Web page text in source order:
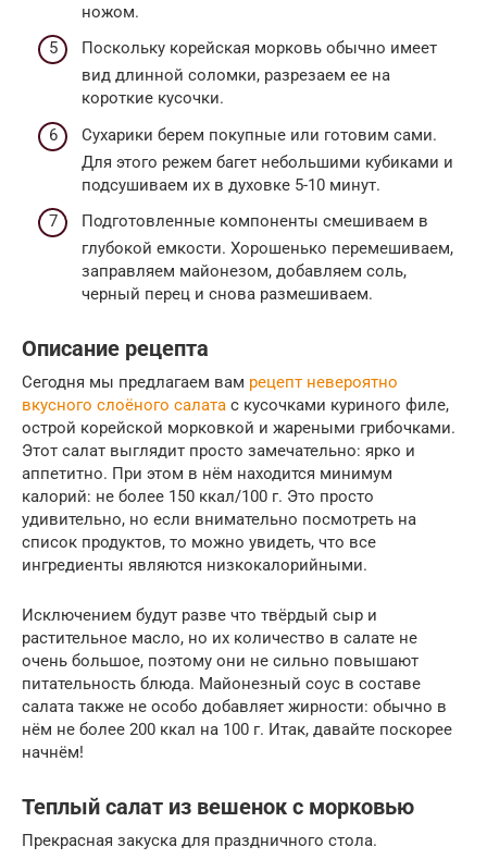
ножом.
Поскольку корейская морковь обычно имеет
вид длинной соломки, разрезаем ее на
короткие кусочки.
Сухарики берем покупные или готовим сами.
Для этого режем багет небольшими кубиками и
подсушиваем их в духовке 5-10 минут.
Подготовленные компоненты смешиваем в
глубокой емкости. Хорошенько перемешиваем,
заправляем майонезом, добавляем соль,
черный перец и снова размешиваем.
Описание рецепта
Сегодня мы предлагаем вам рецепт невероятно
вкусного слоёного салата с кусочками куриного филе,
острой корейской морковкой и жареными грибочками.
Этот салат выглядит просто замечательно: ярко и
аппетитно. При этом в нём находится минимум
калорий: не более 150 ккал/100 г. Это просто
удивительно, но если внимательно посмотреть на
список продуктов, то можно увидеть, что все
ингредиенты являются низкокалорийными.
Исключением будут разве что твёрдый сыр и
растительное масло, но их количество в салате не
очень большое, поэтому они не сильно повышают
питательность блюда. Майонезный соус в составе
салата также не особо добавляет жирности: обычно в
нём не более 200 ккал на 100 г. Итак, давайте поскорее
начнём!
Теплый салат из вешенок с морковью
Прекрасная закуска для праздничного стола.